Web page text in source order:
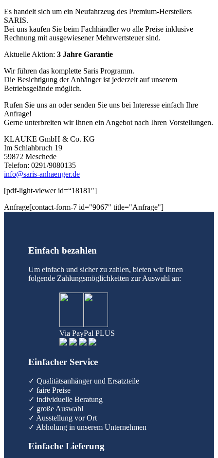
Es handelt sich um ein Neufahrzeug des Premium-Herstellers
SARIS.
Bei uns kaufen Sie beim Fachhändler wo alle Preise inklusive
Rechnung mit ausgewiesener Mehrwertsteuer sind.
Aktuelle Aktion: 3 Jahre Garantie
Wir führen das komplette Saris Programm.
Die Besichtigung der Anhänger ist jederzeit auf unserem
Betriebsgelände möglich.
Rufen Sie uns an oder senden Sie uns bei Interesse einfach Ihre
Anfrage!
Gerne unterbreiten wir Ihnen ein Angebot nach Ihren Vorstellungen.
KLAUKE GmbH & Co. KG
Im Schlahbruch 19
59872 Meschede
Telefon: 0291/9080135
info@saris-anhaenger.de
[pdf-light-viewer id=“18181″]
Anfrage[contact-form-7 id="9067" title="Anfrage"]
Einfach bezahlen
Um einfach und sicher zu zahlen, bieten wir Ihnen
folgende Zahlungsmöglichkeiten zur Auswahl an:
Via PayPal PLUS
Einfacher Service
✓ Qualitätsanhänger und Ersatzteile
✓ faire Preise
✓ individuelle Beratung
✓ große Auswahl
✓ Ausstellung vor Ort
✓ Abholung in unserem Unternehmen
Einfache Lieferung